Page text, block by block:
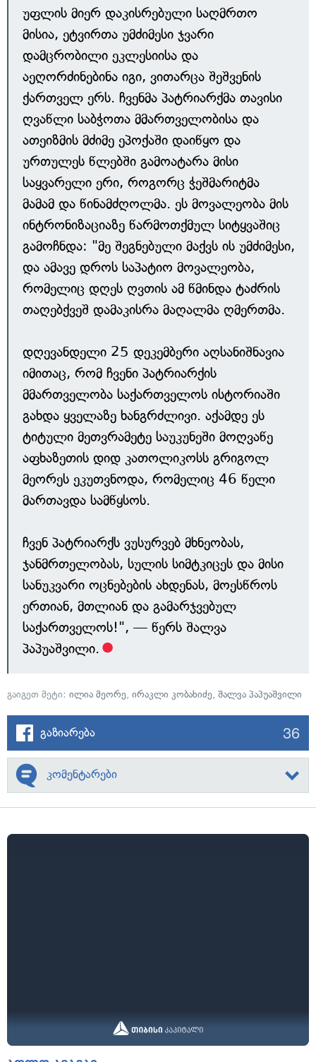
უფლის მიერ დაკისრებული საღმრთო
მისია, ეტვირთა უმძიმესი ჯვარი
დამცრობილი ეკლესიისა და
აეღორძინებინა იგი, ვითარცა შეშვენის
ქართველ ერს. ჩვენმა პატრიარქმა თავისი
ღვაწლი საბჭოთა მმართველობისა და
ათეიზმის მძიმე ეპოქაში დაიწყო და
ურთულეს წლებში გამოატარა მისი
საყვარელი ერი, როგორც ჭეშმარიტმა
მამამ და წინამძღოლმა. ეს მოვალეობა მის
ინტრონიზაციაზე წარმოთქმულ სიტყვაშიც
გამოჩნდა: "მე შეგნებული მაქვს ის უმძიმესი,
და ამავე დროს საპატიო მოვალეობა,
რომელიც დღეს ღვთის ამ წმინდა ტაძრის
თაღებქვეშ დამაკისრა მაღალმა ღმერთმა.
დღევანდელი 25 დეკემბერი აღსანიშნავია
იმითაც, რომ ჩვენი პატრიარქის
მმართველობა საქართველოს ისტორიაში
გახდა ყველაზე ხანგრძლივი. აქამდე ეს
ტიტული მეთვრამეტე საუკუნეში მოღვაწე
აფხაზეთის დიდ კათოლიკოსს გრიგოლ
მეორეს ეკუთვნოდა, რომელიც 46 წელი
მართავდა სამწყსოს.
ჩვენ პატრიარქს ვუსურვებ მხნეობას,
ჯანმრთელობას, სულის სიმტკიცეს და მისი
სანუკვარი ოცნებების ახდენას, მოესწროს
ერთიან, მთლიან და გამარჯვებულ
საქართველოს!", — წერს შალვა
პაპუაშვილი.
გაიგეთ მეტი: ილია მეორე, ირაკლი კობახიძე, შალვა პაპუაშვილი
გაზიარება 36
კომენტარები